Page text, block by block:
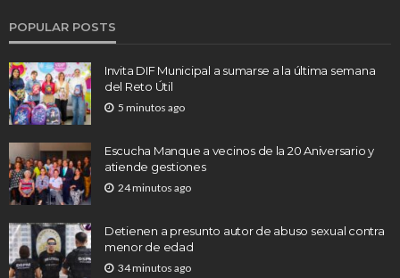
POPULAR POSTS
Invita DIF Municipal a sumarse a la última semana
del Reto Útil
5 minutos ago
Escucha Manque a vecinos de la 20 Aniversario y
atiende gestiones
24 minutos ago
Detienen a presunto autor de abuso sexual contra
menor de edad
34 minutos ago